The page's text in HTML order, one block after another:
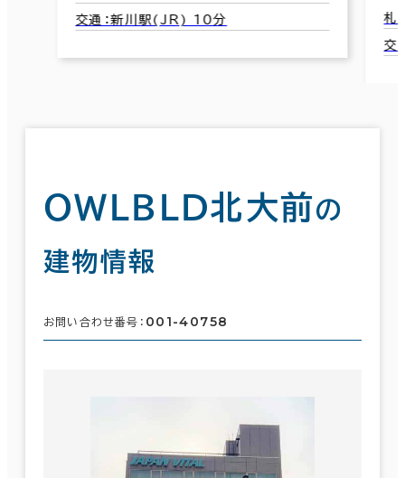
札幌市北区北７条西5-8-5
ＯＷＬＢＬＤ北大前の
建物情報
お問い合わせ番号： 001-40758